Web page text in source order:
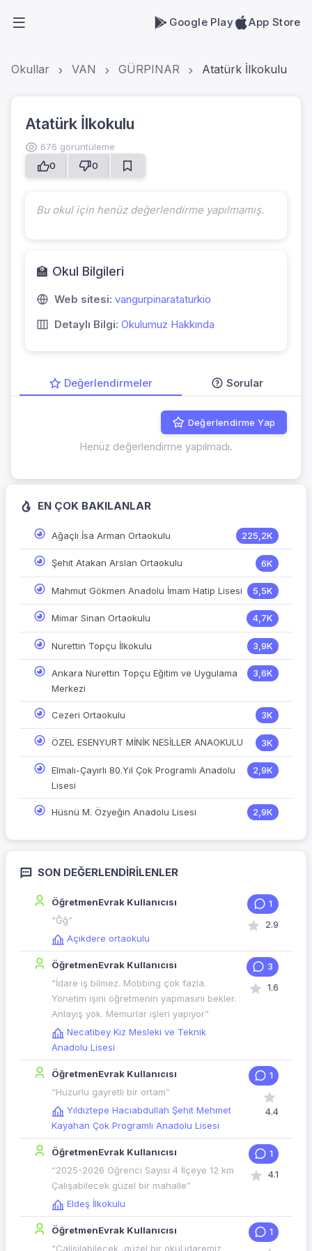
Google Play App Store
Okullar VAN GÜRPINAR Atatürk İlkokulu
Atatürk İlkokulu
676 görüntüleme
0
0
Bu okul için henüz değerlendirme yapılmamış.
🏫 Okul Bilgileri
Web sitesi: vangurpinarataturkio
Detaylı Bilgi: Okulumuz Hakkında
Değerlendirmeler Sorular
Değerlendirme Yap
Henüz değerlendirme yapılmadı.
EN ÇOK BAKILANLAR
Ağaçlı İsa Arman Ortaokulu 225,2K
Şehit Atakan Arslan Ortaokulu 6K
Mahmut Gökmen Anadolu İmam Hatip Lisesi 5,5K
Mimar Sinan Ortaokulu 4,7K
Nurettin Topçu İlkokulu 3,9K
Ankara Nurettin Topçu Eğitim ve Uygulama
Merkezi
3,6K
Cezeri Ortaokulu 3K
ÖZEL ESENYURT MİNİK NESİLLER ANAOKULU 3K
Elmalı-Çayırlı 80.Yıl Çok Programlı Anadolu
Lisesi
2,9K
Hüsnü M. Özyeğin Anadolu Lisesi 2,9K
SON DEĞERLENDIRILENLER
ÖğretmenEvrak Kullanıcısı
“Ğğ”
Açıkdere ortaokulu
1
2.9
ÖğretmenEvrak Kullanıcısı
“İdare iş bilmez. Mobbing çok fazla.
Yönetim işini öğretmenin yapmasını bekler.
Anlayış yok. Memurlar işleri yapıyor”
Necatibey Kız Mesleki ve Teknik
Anadolu Lisesi
3
1.6
ÖğretmenEvrak Kullanıcısı
“Huzurlu gayretli bir ortam”
Yıldıztepe Hacıabdullah Şehit Mehmet
Kayahan Çok Programlı Anadolu Lisesi
1
4.4
ÖğretmenEvrak Kullanıcısı
“2025-2026 Öğrenci Sayısı 4 İlçeye 12 km
Çalışabilecek güzel bir mahalle”
Eldeş İlkokulu
1
4.1
ÖğretmenEvrak Kullanıcısı
“Calisilabilecek ,güzel bir okul.idaremiz
1